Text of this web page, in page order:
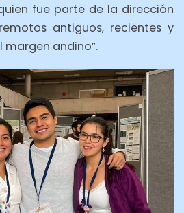
fue parte de la dirección
antiguos, recientes y
andino”.